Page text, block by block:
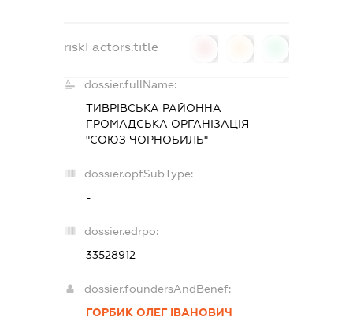
riskFactors.title
dossier.fullName:
ТИВРІВСЬКА РАЙОННА
ГРОМАДСЬКА ОРГАНІЗАЦІЯ
"СОЮЗ ЧОРНОБИЛЬ"
dossier.opfSubType:
-
dossier.edrpo:
33528912
dossier.foundersAndBenef:
ГОРБИК ОЛЕГ ІВАНОВИЧ